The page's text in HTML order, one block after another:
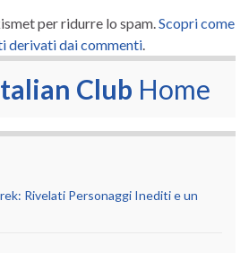
per ridurre lo spam. Scopri come
derivati dai commenti
Club Home
Rivelati Personaggi Inediti e un